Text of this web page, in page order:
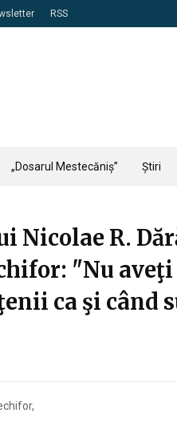
RSS
„Dosarul Mestecăniș” Știri
Nicolae R.
"Nu
ca şi când